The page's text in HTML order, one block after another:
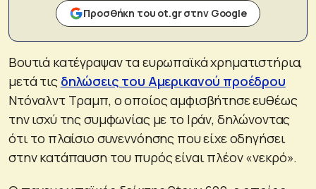
Προσθήκη του ot.gr στην Google
Βουτιά κατέγραψαν τα ευρωπαϊκά χρηματιστήρια,
μετά τις δηλώσεις του Αμερικανού προέδρου
Ντόναλντ Τραμπ, ο οποίος αμφισβήτησε ευθέως
την ισχύ της συμφωνίας με το Ιράν, δηλώνοντας
ότι το πλαίσιο συνεννόησης που είχε οδηγήσει
στην κατάπαυση του πυρός είναι πλέον «νεκρό».